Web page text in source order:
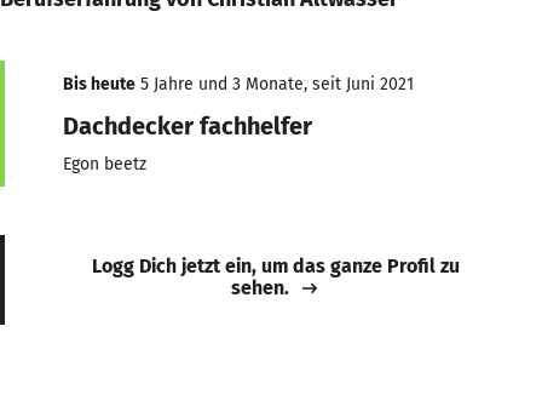
Bis heute 5 Jahre und 3 Monate, seit Juni 2021
Dachdecker fachhelfer
Egon beetz
Logg Dich jetzt ein, um das ganze Profil zu
sehen.